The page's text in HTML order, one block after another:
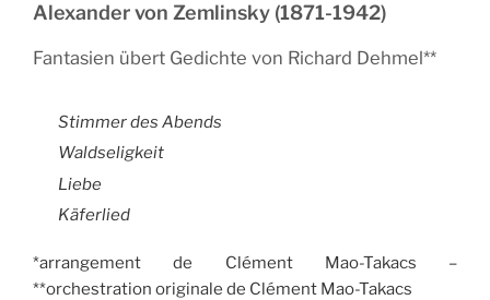
Alexander von Zemlinsky (1871-1942)
Fantasien übert Gedichte von Richard Dehmel**
Stimmer des Abends
Waldseligkeit
Liebe
Käferlied
*arrangement de Clément Mao-Takacs –
**orchestration originale de Clément Mao-Takacs